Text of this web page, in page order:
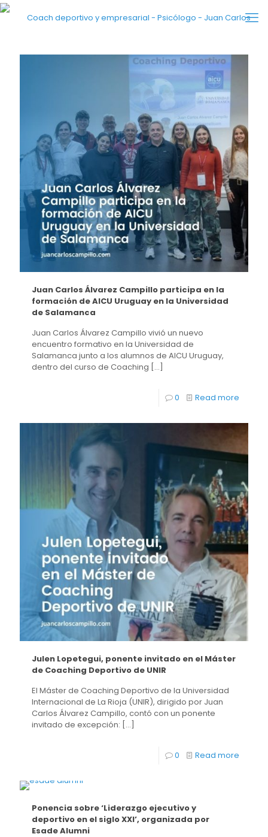
Juan Carlos Álvarez Campillo participa en la
formación de AICU Uruguay en la Universidad
de Salamanca
Juan Carlos Álvarez Campillo vivió un nuevo
encuentro formativo en la Universidad de
Salamanca junto a los alumnos de AICU Uruguay,
dentro del curso de Coaching […]
0 Read more
Julen Lopetegui, ponente invitado en el Máster
de Coaching Deportivo de UNIR
El Máster de Coaching Deportivo de la Universidad
Internacional de La Rioja (UNIR), dirigido por Juan
Carlos Álvarez Campillo, contó con un ponente
invitado de excepción: […]
0 Read more
Ponencia sobre ‘Liderazgo ejecutivo y
deportivo en el siglo XXI’, organizada por
Esade Alumni